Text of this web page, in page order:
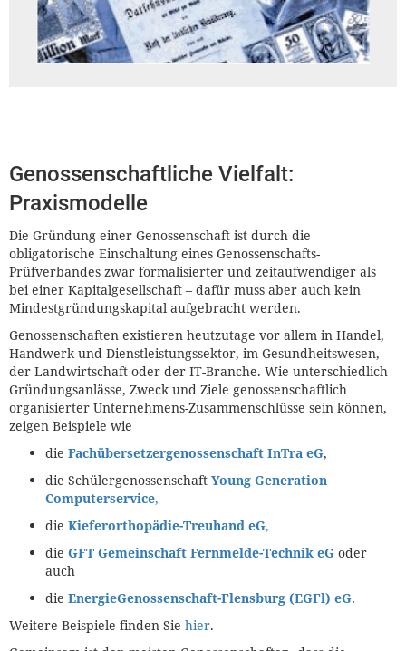
Genossenschaftliche Vielfalt:
Praxismodelle
Die Gründung einer Genossenschaft ist durch die
obligatorische Einschaltung eines Genossenschafts-
Prüfverbandes zwar formalisierter und zeitaufwendiger als
bei einer Kapitalgesellschaft – dafür muss aber auch kein
Mindestgründungskapital aufgebracht werden.
Genossenschaften existieren heutzutage vor allem in Handel,
Handwerk und Dienstleistungssektor, im Gesundheitswesen,
der Landwirtschaft oder der IT-Branche. Wie unterschiedlich
Gründungsanlässe, Zweck und Ziele genossenschaftlich
organisierter Unternehmens-Zusammenschlüsse sein können,
zeigen Beispiele wie
die Fachübersetzergenossenschaft InTra eG,
die Schülergenossenschaft Young Generation
Computerservice,
die Kieferorthopädie-Treuhand eG,
die GFT Gemeinschaft Fernmelde-Technik eG oder
auch
die EnergieGenossenschaft-Flensburg (EGFl) eG.
Weitere Beispiele finden Sie hier.